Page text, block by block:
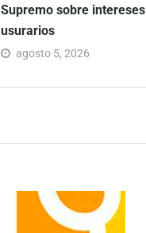
Supremo sobre intereses
usurarios
agosto 5, 2026